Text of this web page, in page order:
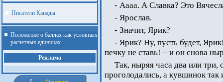
Писатели Канады
Положение о баллах как условных
расчетных единицах
Реклама
- Аааа. А Славка? Это
- Ярослав.
- Значит, Ярик?
- Ярик? Ну, пусть будет,
печку не ставь! – и он снова
Так, ныряя часа два или три,
проголодались, а кувшинок так